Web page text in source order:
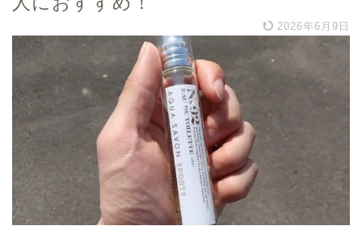
2026年6月9日